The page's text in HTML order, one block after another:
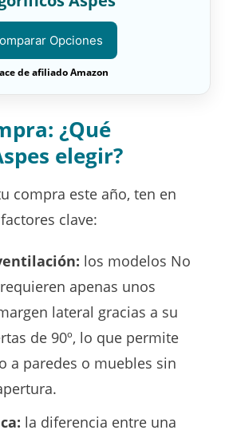
Opciones
de afiliado Amazon
¿Qué
elegir?
compra este año, ten en
clave:
los modelos No
apenas unos
lateral gracias a su
de 90º, lo que permite
a paredes o muebles sin
la diferencia entre una